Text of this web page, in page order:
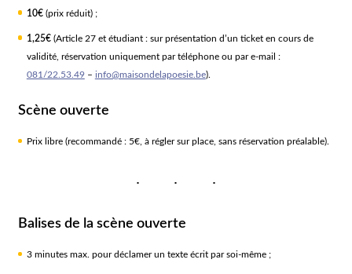
10€(prix réduit) ;
1,25€ (Article 27 et étudiant : sur présentation d’un ticket en cours de
validité, réservation uniquement par téléphone ou par e-mail :
081/22.53.49– info@maisondelapoesie.be).
Scène ouverte
Prix libre (recommandé : 5€, à régler sur place, sans réservation préalable).
Balises de la scène ouverte
3 minutes max. pour déclamer un texte écrit par soi-même ;